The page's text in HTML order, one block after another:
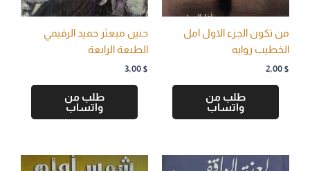
من تكون الجزء الاول امل
الخطيب روايه
2,00 $
طلب من
واتساب
حنين مبعثر حميد الرقيمي
الطبعة الرابعة
3,00 $
طلب من
واتساب